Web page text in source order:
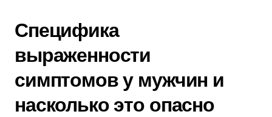
Специфика
выраженности
симптомов у мужчин и
насколько это опасно